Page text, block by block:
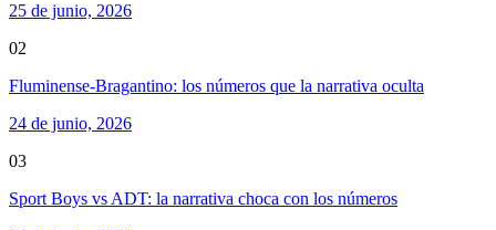
25 de junio, 2026
02
Fluminense-Bragantino: los números que la narrativa oculta
24 de junio, 2026
03
Sport Boys vs ADT: la narrativa choca con los números